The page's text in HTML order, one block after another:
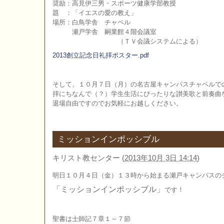
奨励：高見伊三男・スポーツ健康学部教授
題 ：「イエスの愛の教え」
場所：白鳥学舎 チャペル
瀬戸学舎 嗣業館４階会議室
（ＴＶ会議システムによる）
2013創立記念日礼拝ポスター.pdf
そして、１０月７日（月）の名古屋キャンパスチャペル
拝にちなんで（？）学生生活にぴったりな讃美歌と前奏
退場自由ですのでお気軽にお越しください。
ミッションインポッシブル
キリスト教センター (2013年10月 3日 14:14)
明日１０月４日（金）１３時から始まる瀬戸キャンパス
「ミッションインポッシブル」 です！
聖書は士師記７章１～７節